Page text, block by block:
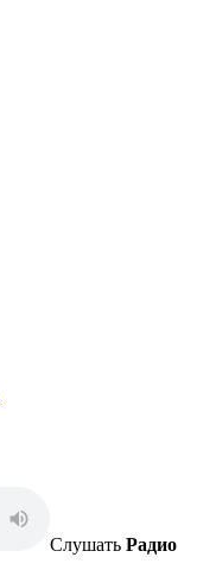
Слушать Радио